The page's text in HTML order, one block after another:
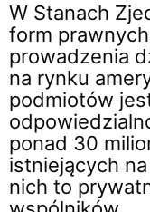
W Stanach
form
prowadzenia
na rynku
podmiotów
ponad 30
istniejących
nich to